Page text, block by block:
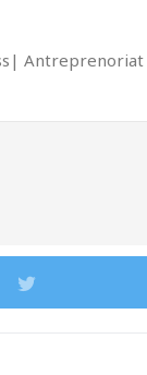
Antreprenoriat